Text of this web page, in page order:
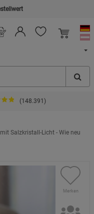
(148.391)
Salzkristall-Licht - Wie neu
Merken